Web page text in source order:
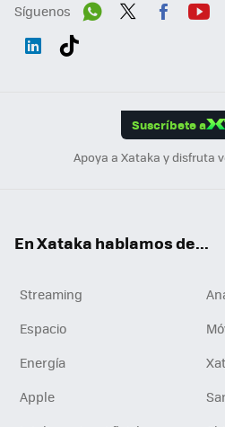
Síguenos
Suscríbete a
Apoya a Xataka y disfruta
En Xataka hablamos de...
Streaming
Espacio
Energía
Apple